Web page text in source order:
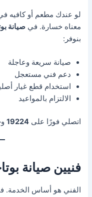
لو عندك مطعم أو كافيه
معناه خسارة. فيصيانة
بنوفر:
صيانة سريعة وعاجلة
دعم فني مستعجل
استخدام قطع غيار
الالتزام بالمواعيد
اتصلي فورًا على19224
فنيين صيانة
الفني هو أساس الخدمة.